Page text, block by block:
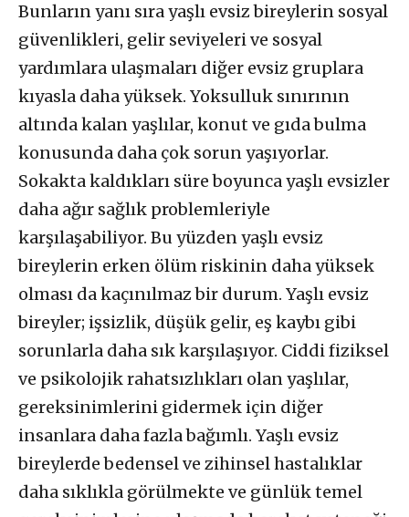
Bunların yanı sıra yaşlı evsiz bireylerin sosyal
güvenlikleri, gelir seviyeleri ve sosyal
yardımlara ulaşmaları diğer evsiz gruplara
kıyasla daha yüksek. Yoksulluk sınırının
altında kalan yaşlılar, konut ve gıda bulma
konusunda daha çok sorun yaşıyorlar.
Sokakta kaldıkları süre boyunca yaşlı evsizler
daha ağır sağlık problemleriyle
karşılaşabiliyor. Bu yüzden yaşlı evsiz
bireylerin erken ölüm riskinin daha yüksek
olması da kaçınılmaz bir durum. Yaşlı evsiz
bireyler; işsizlik, düşük gelir, eş kaybı gibi
sorunlarla daha sık karşılaşıyor. Ciddi fiziksel
ve psikolojik rahatsızlıkları olan yaşlılar,
gereksinimlerini gidermek için diğer
insanlara daha fazla bağımlı. Yaşlı evsiz
bireylerde bedensel ve zihinsel hastalıklar
daha sıklıkla görülmekte ve günlük temel